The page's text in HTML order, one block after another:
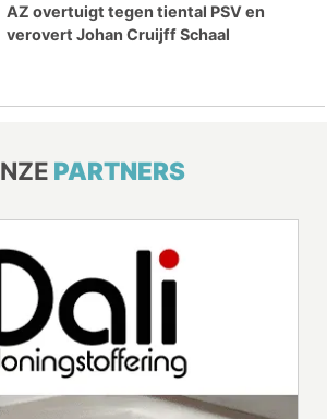
AZ overtuigt tegen tiental PSV en
verovert Johan Cruijff Schaal
PARTNERS